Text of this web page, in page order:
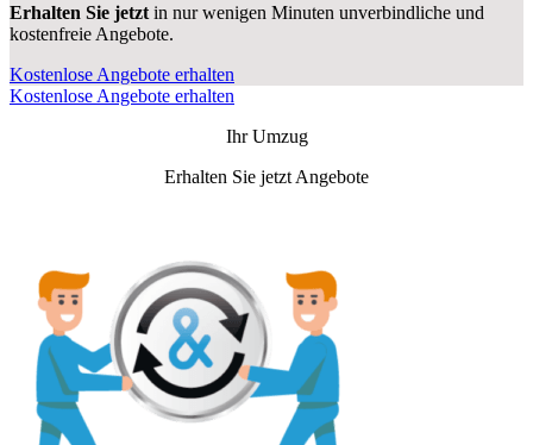
Erhalten Sie jetzt in nur wenigen Minuten unverbindliche und
kostenfreie Angebote.
Kostenlose Angebote erhalten
Kostenlose Angebote erhalten
Ihr Umzug
Erhalten Sie jetzt Angebote